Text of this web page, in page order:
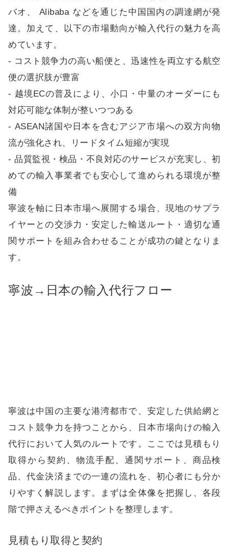
バオ、 Alibaba などを通じた中国国内の調達網が発
達。加えて、以下の市場動向が輸入代行の魅力を高
めています。
- コスト競争力の高い船便と、迅速性を両立する航空
便の選択肢が豊富
- 越境ECの普及により、小口・中量のオーダーにも
対応可能な体制が整いつつある
- ASEAN諸国や日本を含むアジア市場への双方向物
流が強化され、リードタイム短縮が実現
- 品質監視・検品・不良対応のサービスが充実し、初
めての輸入事業者でも安心して進められる環境が整
備
寧波を軸に日本市場へ展開する場合、現地のサプラ
イヤーとの交渉力・安定した輸送ルート・適切な通
関サポートを組み合わせることが成功の鍵となりま
す。
寧波→日本の輸入代行フロー
寧波は中国の主要な港湾都市で、安定した供給網と
コスト競争力を持つことから、日本市場向けの輸入
代行において人気のルートです。ここでは見積もり
取得から契約、物流手配、通関サポート、商品検
品、代金決済までの一連の流れを、初心者にも分か
りやすく解説します。まずは全体像を把握し、各段
階で押さえるべきポイントを整理します。
見積もり取得と契約